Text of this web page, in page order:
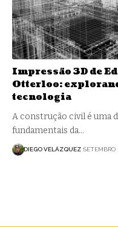
Impressão 3D de
Otterloo:
tecnologia
A construção civil é uma
fundamentais da…
DIEGO VELÁZQUEZ SETEMBRO